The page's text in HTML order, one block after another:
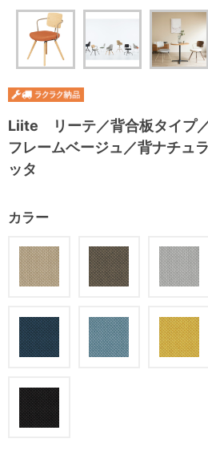
Liite リーテ／背合板タイプ
フレームベージュ／背ナチュ
ッタ
カラー